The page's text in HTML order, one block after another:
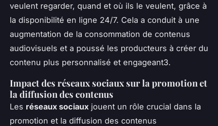
veulent regarder, quand et où ils le veulent, grâce à
la disponibilité en ligne 24/7. Cela a conduit à une
augmentation de la consommation de contenus
audiovisuels et a poussé les producteurs à créer du
contenu plus personnalisé et engageant3.
Impact des réseaux sociaux sur la promotion et
la diffusion des contenus
Les réseaux sociaux jouent un rôle crucial dans la
promotion et la diffusion des contenus